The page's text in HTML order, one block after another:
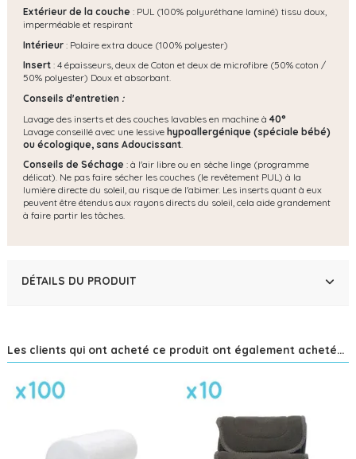
Extérieur de la couche : PUL (100% polyuréthane laminé) tissu doux,
imperméable et respirant
Intérieur : Polaire extra douce (100% polyester)
Insert : 4 épaisseurs, deux de Coton et deux de microfibre (50% coton /
50% polyester) Doux et absorbant.
Conseils d'entretien :
Lavage des inserts et des couches lavables en machine à 40°
Lavage conseillé avec une lessive hypoallergénique (spéciale bébé)
ou écologique, sans Adoucissant
Conseils de Séchage : à l'air libre ou en sèche linge (programme
délicat). Ne pas faire sécher les couches (le revêtement PUL) à la
lumière directe du soleil, au risque de l'abimer. Les inserts quant à eux
peuvent être étendus aux rayons directs du soleil, cela aide grandement
à faire partir les tâches.
DÉTAILS DU PRODUIT
Les clients qui ont acheté ce produit ont également acheté...